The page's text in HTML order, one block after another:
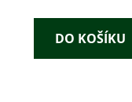
DO KOŠÍKU